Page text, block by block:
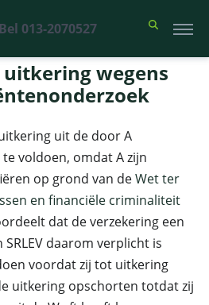
013-2070527
>Uitspraken>SRLEV weigert uitkering
uitkering wegens
uit de door A
voldoen, omdat A zijn
op grond van deWet ter
en financiële criminaliteit
dat de verzekering een
daarom verplicht is
voordat zij tot uitkering
uitkering opschorten totdat zij